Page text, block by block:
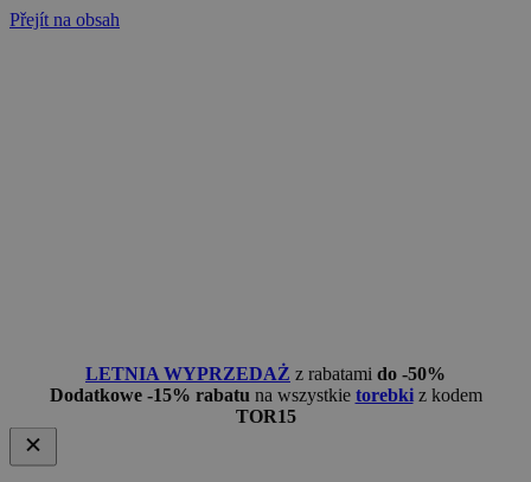
Přejít na obsah
LETNIA WYPRZEDAŻ z rabatami do -50%
Dodatkowe -15% rabatu na wszystkie torebkiz kodem
TOR15